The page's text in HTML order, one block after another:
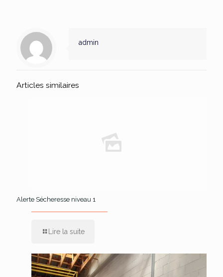
admin
Articles similaires
Alerte Sécheresse niveau 1
Lire la suite